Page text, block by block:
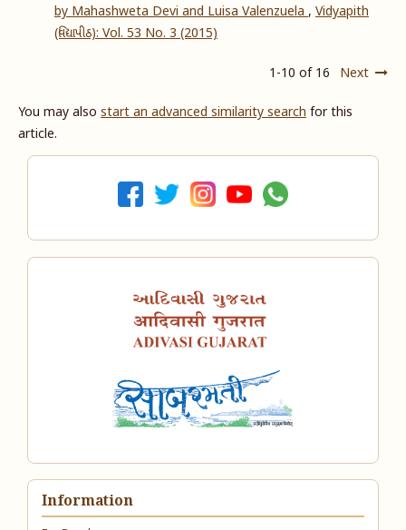
by Mahashweta Devi and Luisa Valenzuela , Vidyapith
(વિદ્યાપીઠ): Vol. 53 No. 3 (2015)
1-10 of 16 Next
You may also start an advanced similarity search for this
article.
Information